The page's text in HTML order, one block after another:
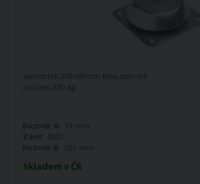
Skladem v ČR
silentblok 200x63mm.Max.statické
zatížení 850 kg
Rozměr A:
13 mm
Závit: M20
Rozměr B:
200 mm